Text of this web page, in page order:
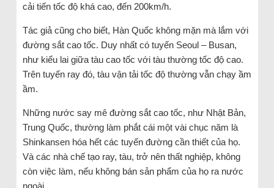
cải tiến tốc độ khá cao, đến 200km/h.
Tác giả cũng cho biết, Hàn Quốc không mặn mà lắm với
đường sắt cao tốc. Duy nhất có tuyến Seoul – Busan,
như kiểu lai giữa tàu cao tốc với tàu thường tốc độ cao.
Trên tuyến ray đó, tàu vận tải tốc độ thường vẫn chạy ầm
ầm.
Những nước say mê đường sắt cao tốc, như Nhật Bản,
Trung Quốc, thường làm phắt cái một vài chục năm là
Shinkansen hóa hết các tuyến đường cần thiết của họ.
Và các nhà chế tạo ray, tàu, trở nên thất nghiệp, không
còn việc làm, nếu không bán sản phẩm của họ ra nước
ngoài.